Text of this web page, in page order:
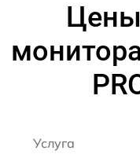
Услуга